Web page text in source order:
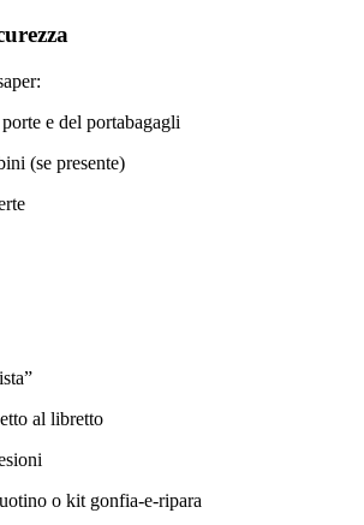
e del portabagagli
(se presente)
al libretto
o kit gonfia-e-ripara